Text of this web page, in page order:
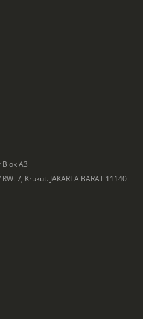
Blok A3
7, Krukut. JAKARTA BARAT 11140